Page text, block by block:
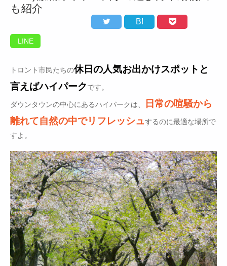
も紹介
B!
LINE
トロント市民たちの休日の人気お出かけスポットと
言えばハイパークです。
ダウンタウンの中心にあるハイパークは、
日常の喧騒から
離れて自然の中でリフレッシュするのに最適な場所で
すよ。